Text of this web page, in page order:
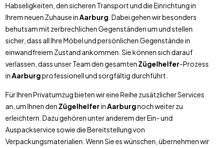
Habseligkeiten, den sicheren Transport und die Einrichtung in
Ihrem neuen Zuhause inAarburg . Dabei gehen wir besonders
behutsam mit zerbrechlichen Gegenständen um und stellen
sicher, dass all Ihre Möbel und persönlichen Gegenstände in
einwandfreiem Zustand ankommen. Sie können sich darauf
verlassen, dass unser Team den gesamten Zügelhelfer-Prozess
inAarburgprofessionell und sorgfältig durchführt.
Für Ihren Privatumzug bieten wir eine Reihe zusätzlicher Services
an, um Ihnen den ZügelhelferinAarburgnoch weiter zu
erleichtern. Dazu gehören unter anderem der Ein- und
Auspackservice sowie die Bereitstellung von
Verpackungsmaterialien. Wenn Sie es wünschen, übernehmen wir